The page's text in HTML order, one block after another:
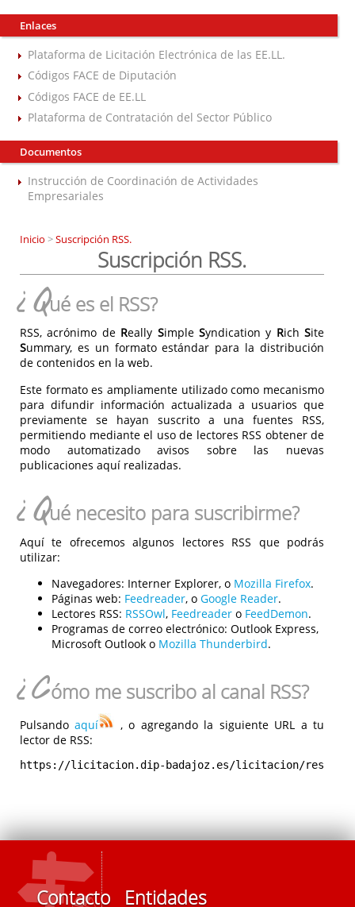
Enlaces
Plataforma de Licitación Electrónica de las EE.LL.
Códigos FACE de Diputación
Códigos FACE de EE.LL
Plataforma de Contratación del Sector Público
Documentos
Instrucción de Coordinación de Actividades
Empresariales
Inicio >Suscripción RSS.
Suscripción RSS.
¿Qué es el RSS?
RSS, acrónimo de Really Simple Syndication y RichSite
Summary, es un formato estándar para la distribución
de contenidos en la web.
Este formato es ampliamente utilizado como mecanismo
para difundir información actualizada a usuarios que
previamente se hayan suscrito a una fuentes RSS,
permitiendo mediante el uso de lectores RSS obtener de
modo automatizado avisos sobre las nuevas
publicaciones aquí realizadas.
¿Qué necesito para suscribirme?
Aquí te ofrecemos algunos lectores RSS que podrás
utilizar:
Navegadores: Interner Explorer, o Mozilla Firefox.
Páginas web: Feedreader, o Google Reader.
Lectores RSS: RSSOwl, Feedreader o FeedDemon.
Programas de correo electrónico: Outlook Express,
Microsoft Outlook o Mozilla Thunderbird.
¿Cómo me suscribo al canal RSS?
Pulsandoaquí
, o agregando la siguiente URL a tu
lector de RSS:
https://licitacion.dip-badajoz.es/licitacion/rest/rss/
Contacto Entidades